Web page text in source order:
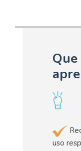
Que
uso